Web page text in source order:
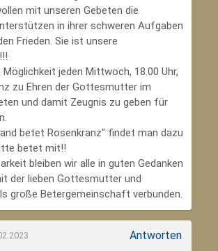
mit unseren Gebeten die
in ihrer schweren Aufgaben
Frieden. Sie ist unsere
jeden Mittwoch, 18.00 Uhr,
zu Ehren der Gottesmutter im
und damit Zeugnis zu geben für
betet Rosenkranz" findet man dazu
betet mit!!
bleiben wir alle in guten Gedanken
der lieben Gottesmutter und
große Betergemeinschaft verbunden.
Antworten